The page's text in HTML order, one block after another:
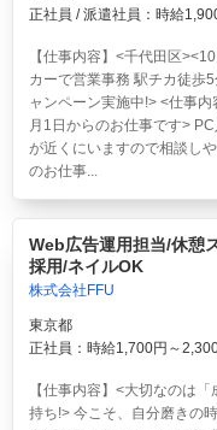
正社員 / 派遣社員：時給
【仕事内容】<千代田区
カーで営業事務 駅チカ徒歩
ャンペーン実施中!> <仕事
月1日からのお仕事です>
が近くにいますので相談し
のお仕事...
Web広告運用担当/休憩
採用/ネイルOK
株式会社FFU
東京都
正社員：時給1,700円～
【仕事内容】<大切なのは
持ち!> 今こそ、自分磨きの